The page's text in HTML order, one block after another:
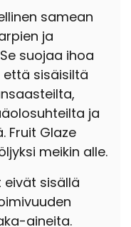
samean
ja
suojaa ihoa
että sisäisiltä
ja
Fruit Glaze
meikin alle.
sisällä
aineita.